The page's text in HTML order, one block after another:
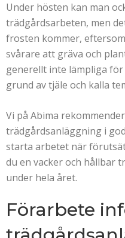
Under hösten kan man
trädgårdsarbeten, men
frosten kommer,
svårare att gräva och
generellt inte lämpliga
grund av tjäle och kalla
Vi på Abima
trädgårdsanläggning i
starta arbetet när
du en vacker och hållbar
under hela året.
Förarbete